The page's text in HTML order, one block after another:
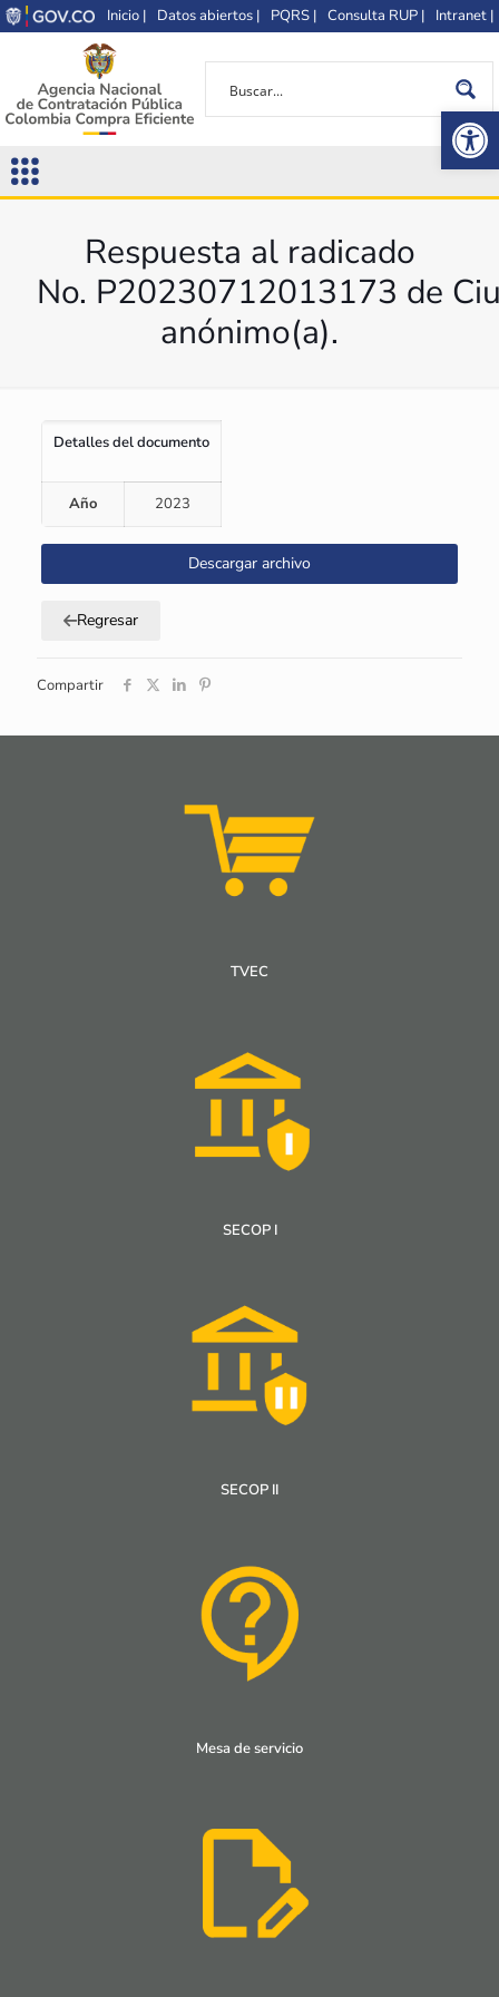
Inicio | Datos abiertos | PQRS | Consulta RUP | Intranet |
Respuesta al radicado
No. P20230712013173 de
anónimo(a).
Detalles del documento
Año 2023
Descargar archivo
Regresar
Compartir
TVEC
SECOP I
SECOP II
Mesa de servicio